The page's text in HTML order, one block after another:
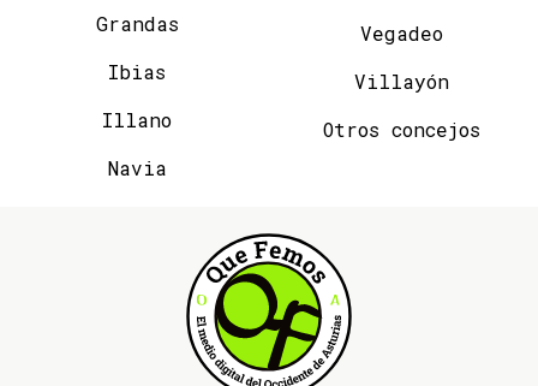
Grandas
Ibias
Illano
Navia
Vegadeo
Villayón
Otros concejos